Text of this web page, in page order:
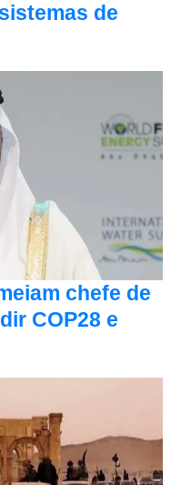
de
chefe de
COP28 e